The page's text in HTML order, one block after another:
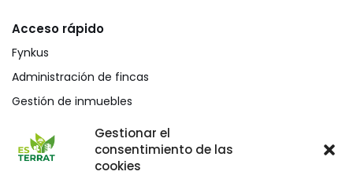
Gestionar el
consentimiento de las
cookies
Acceso rápido
Fynkus
Administración de fincas
Gestión de inmuebles
Mediación civil y mercantil
Blog